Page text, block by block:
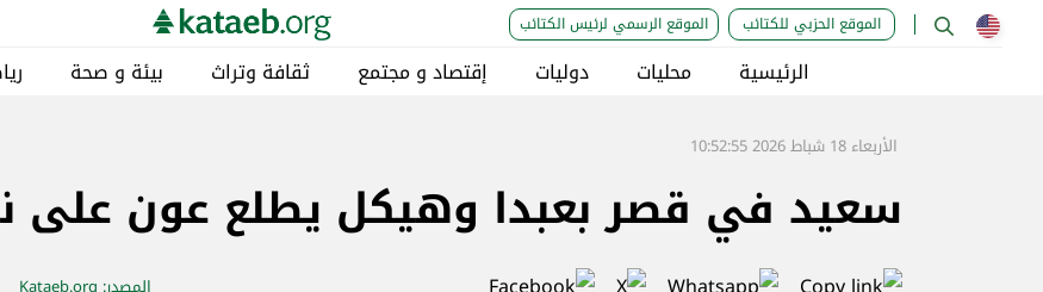
الموقع الحزبي للكتائب الموقع الرسمي لرئيس الكتائب
الرئيسية محليات دوليات إقتصاد و مجتمع ثقافة وتراث بيئة و صحة
الأربعاء 18 شباط 2026 10:52:55
سعيد في قصر بعبدا وهيكل يطلع عون على